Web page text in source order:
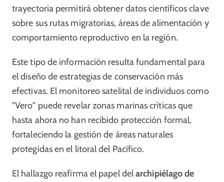
trayectoria permitirá obtener datos científicos clave
sobre sus rutas migratorias, áreas de alimentación y
comportamiento reproductivo en la región.
Este tipo de información resulta fundamental para
el diseño de estrategias de conservación más
efectivas. El monitoreo satelital de individuos como
"Vero" puede revelar zonas marinas críticas que
hasta ahora no han recibido protección formal,
fortaleciendo la gestión de áreas naturales
protegidas en el litoral del Pacífico.
El hallazgo reafirma el papel delarchipiélago de